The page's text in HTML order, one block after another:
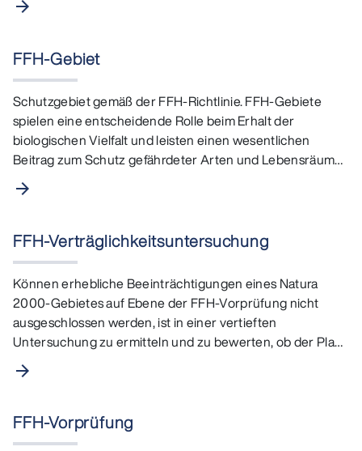
arrow_forward
FFH-Gebiet
Schutzgebiet gemäß der FFH-Richtlinie. FFH-Gebiete
spielen eine entscheidende Rolle beim Erhalt der
biologischen Vielfalt und leisten einen wesentlichen
Beitrag zum Schutz gefährdeter Arten und Lebensräume.
Die…
arrow_forward
FFH-Verträglichkeitsuntersuchung
Können erhebliche Beeinträchtigungen eines Natura
2000-Gebietes auf Ebene der FFH-Vorprüfung nicht
ausgeschlossen werden, ist in einer vertieften
Untersuchung zu ermitteln und zu bewerten, ob der Plan
oder das…
arrow_forward
FFH-Vorprüfung